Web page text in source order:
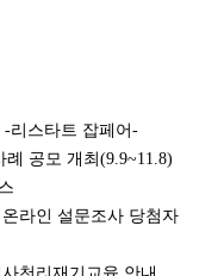
리스타트 잡페어-
공모 개최(9.9~11.8)
라인 설문조사 당첨자